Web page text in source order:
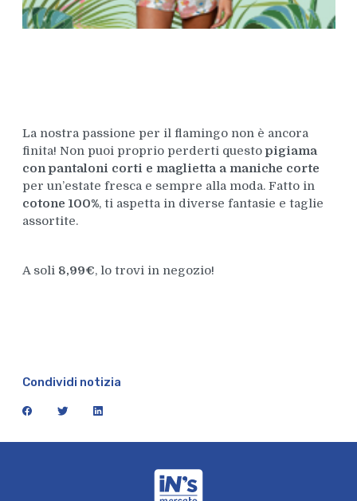
La nostra passione per il flamingo non è ancora
finita! Non puoi proprio perderti questopigiama
con pantaloni corti e maglietta a maniche corte
per un’estate fresca e sempre alla moda. Fatto in
cotone 100%, ti aspetta in diverse fantasie e taglie
assortite.
A soli 8,99€, lo trovi in negozio!
Condividi notizia
facebook twitter linkedin